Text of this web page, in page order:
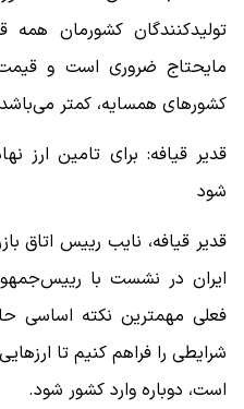
تولیدکنندگان کشورمان همه
مایحتاج ضروری است و
کشورهای همسایه، کمتر
قدیر قیافه: برای تامین ارز
شود
قدیر قیافه، نایب رییس اتاق
ایران در نشست با
فعلی مهمترین نکته اساسی
شرایطی را فراهم کنیم تا
است، دوباره وارد کشور شود.